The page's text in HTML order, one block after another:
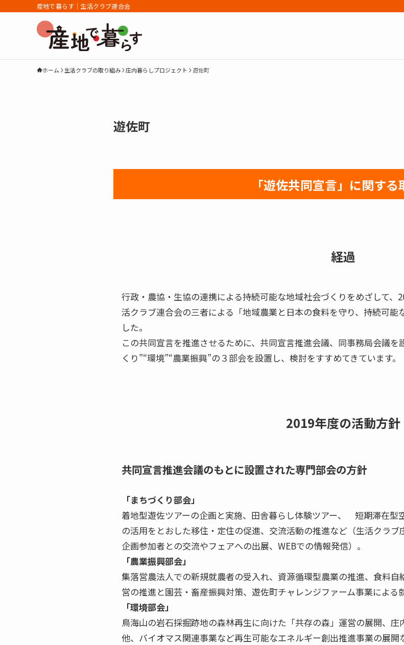
産地で暮らす｜生活クラブ連合会
ホーム 生活クラブの取り組み 庄内暮らしプロジェクト 遊佐町
遊佐町
「遊佐共同宣言」に関する
経過
行政・農協・生協の連携による持続可能な地域社会づくりをめざして、
活クラブ連合会の三者による「地域農業と日本の食料を守り、持続可能
した。
この共同宣言を推進させるために、共同宣言推進会議、同事務局会議
くり”“環境”“農業振興”の３部会を設置し、検討をすすめてきています。
2019年度の活動方針
共同宣言推進会議のもとに設置された専門部会の方針
「まちづくり部会」
着地型遊佐ツアーの企画と実施、田舎暮らし体験ツアー、 短期滞在型
の活用をとおした移住・定住の促進、交流活動の推進など（生活クラ
企画参加者との交流やフェアへの出展、WEBでの情報発信）。
「農業振興部会」
集落営農法人での新規就農者の受入れ、資源循環型農業の推進、食料
営の推進と園芸・畜産振興対策、遊佐町チャレンジファーム事業による
「環境部会」
鳥海山の岩石採掘跡地の森林再生に向けた「共存の森」運営の展開、
他、バイオマス関連事業など再生可能なエネルギー創出推進事業の展開